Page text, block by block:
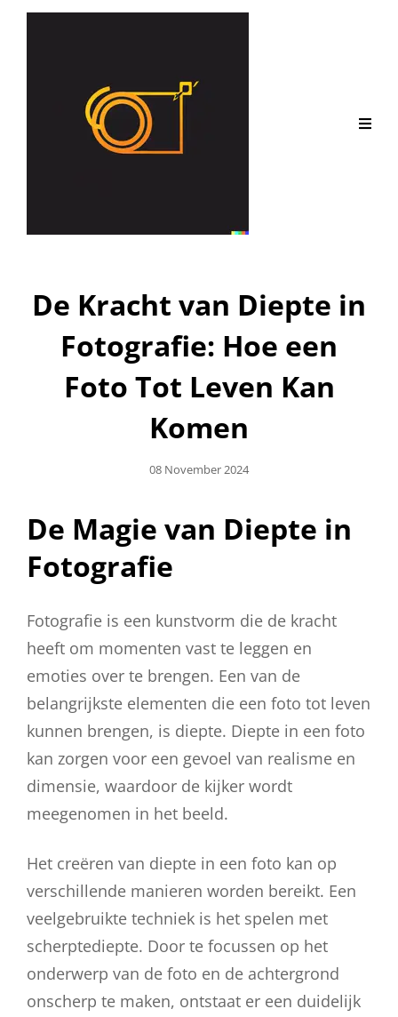
De Kracht van Diepte in
Fotografie: Hoe een
Foto Tot Leven Kan
Komen
Geplaatst
08 November 2024
De Magie van Diepte in
Fotografie
Fotografie is een kunstvorm die de kracht
heeft om momenten vast te leggen en
emoties over te brengen. Een van de
belangrijkste elementen die een foto tot leven
kunnen brengen, is diepte. Diepte in een foto
kan zorgen voor een gevoel van realisme en
dimensie, waardoor de kijker wordt
meegenomen in het beeld.
Het creëren van diepte in een foto kan op
verschillende manieren worden bereikt. Een
veelgebruikte techniek is het spelen met
scherptediepte. Door te focussen op het
onderwerp van de foto en de achtergrond
onscherp te maken, ontstaat er een duidelijk